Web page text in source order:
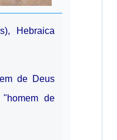
Hebraica
de Deus
de